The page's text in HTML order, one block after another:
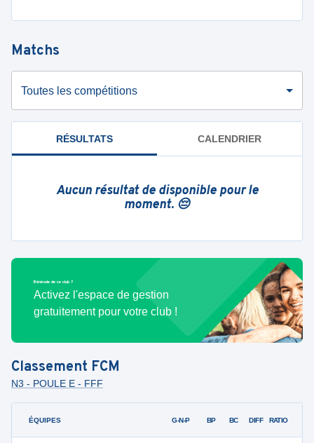
Matchs
Toutes les compétitions
RÉSULTATS CALENDRIER
Aucun résultat de disponible pour le
moment. 😔
Bénévole de ce club ?
Activez l'espace de gestion
gratuitement pour votre club !
Classement FCM
N3 - POULE E - FFF
ÉQUIPES G-N-P BP BC DIFF RATIO